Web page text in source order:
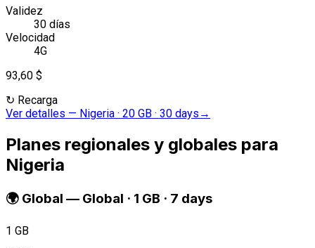
Validez
30 días
Velocidad
4G
93,60 $
↻ Recarga
Ver detalles — Nigeria · 20 GB · 30 days →
Planes regionales y globales para
Nigeria
🌍 Global — Global · 1 GB · 7 days
1 GB